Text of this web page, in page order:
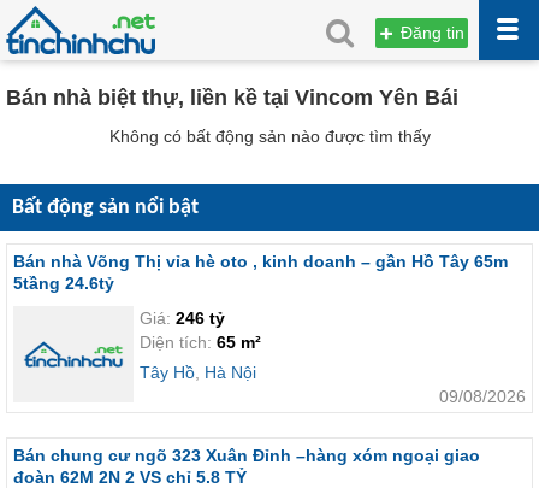
Đăng tin
Bán nhà biệt thự, liền kề tại Vincom Yên Bái
Không có bất động sản nào được tìm thấy
Bất động sản nổi bật
Bán nhà Võng Thị vỉa hè oto , kinh doanh – gần Hồ Tây 65m
5tầng 24.6tỷ
Giá: 246 tỷ
Diện tích: 65 m²
Tây Hồ Hà Nội
09/08/2026
Bán chung cư ngõ 323 Xuân Đỉnh –hàng xóm ngoại giao
đoàn 62M 2N 2 VS chỉ 5.8 TỶ